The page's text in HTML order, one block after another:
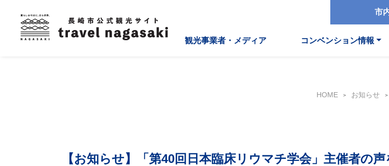
市
観光事業者・メディア コンベンション情報
HOME お知らせ
【お知らせ】「第40回日本臨床リウマチ学会」主催者の